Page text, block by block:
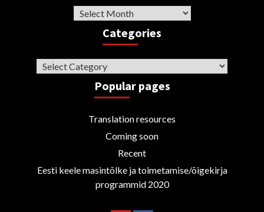
Archive
Categories
Categories
Popular pages
Translation resources
Coming soon
Recent
Eesti keele masintõlke ja toimetamise/õigekirja
programmid 2020